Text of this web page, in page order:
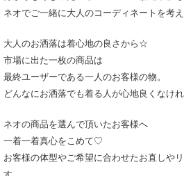
ネオでご一緒に大人のコーディネートを考え
大人のお洒落は着心地の良さから☆
市場に出た一枚の商品は
最終ユーザーである一人のお客様の物。
どんなにお洒落でも着る人が心地良くなけれ
ネオの商品を選んで頂いたお客様へ
一着一着真心をこめて♡
お客様の体型やご希望に合わせたお直しや